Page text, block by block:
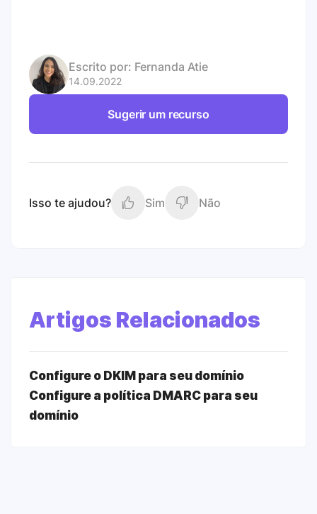
Escrito por: Fernanda Atie
14.09.2022
Sugerir um recurso
Isso te ajudou? Sim Não
Artigos Relacionados
Configure o DKIM para seu domínio
Configure a política DMARC para seu
domínio